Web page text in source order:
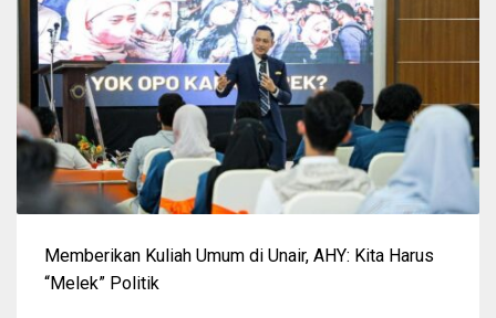
Memberikan Kuliah Umum di Unair, AHY: Kita Harus
“Melek” Politik